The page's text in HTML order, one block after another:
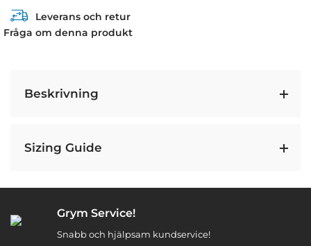
Leverans och retur
Fråga om denna produkt
Beskrivning
Sizing Guide
Grym Service!
Snabb och hjälpsam kundservice!